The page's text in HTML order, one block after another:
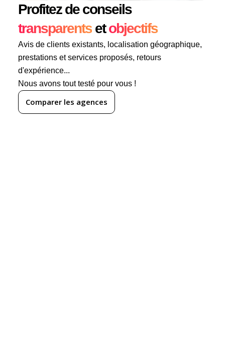
Profitez de conseils
transparentsetobjectifs
Avis de clients existants, localisation géographique,
prestations et services proposés, retours
d'expérience...
Nous avons tout testé pour vous !
Comparer les agences